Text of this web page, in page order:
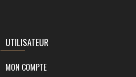
UTILISATEUR
MON COMPTE